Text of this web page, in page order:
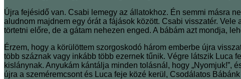
Újra fejésidő van. Csabi lemegy az állatokhoz. Én semmi másra
aludnom majdnem egy órát a fájások között. Csabi visszatér.
törtetni előre, de a gátam nehezen enged. A bábám azt mondja,
Érzem, hogy a körülöttem szorgoskodó három emberbe újra
több száznak vagy inkább több ezernek tűnik. Végre látszik Luca
kislánynak. Anyukám kántálja minden tolásnál, hogy „Nyomjuk!”,
újra a szeméremcsont és Luca feje közé kerül, Csodálatos